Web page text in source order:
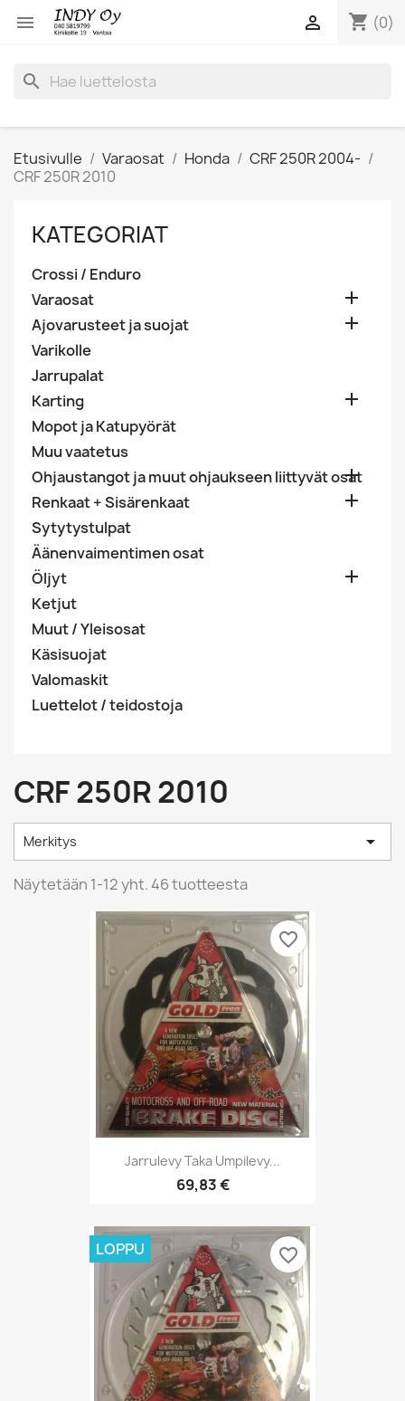
 shopping_cart (0)

search
Etusivulle Varaosat Honda
CRF 250R 2004-
CRF 250R 2010
KATEGORIAT
Crossi / Enduro
Varaosat

Ajovarusteet ja suojat 
Varikolle
Jarrupalat
Karting

Mopot ja Katupyörät
Muu vaatetus
Ohjaustangot ja muut ohjaukseen liittyvät osat

Renkaat + Sisärenkaat 
Sytytystulpat
Äänenvaimentimen osat
Öljyt

Ketjut
Muut / Yleisosat
Käsisuojat
Valomaskit
Luettelot / teidostoja
CRF 250R 2010
Merkitys 
Näytetään 1-12 yht. 46 tuotteesta
Jarrulevy Taka Umpilevy...
69,83 €
favorite_border
LOPPU favorite_border